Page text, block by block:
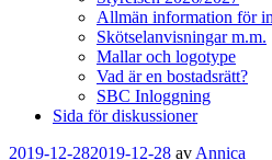
Allmän information för
Skötselanvisningar m.m.
Mallar och logotype
Vad är en bostadsrätt?
SBC Inloggning
Sida för diskussioner
Publicerat
2019-12-282019-12-28 av Annica